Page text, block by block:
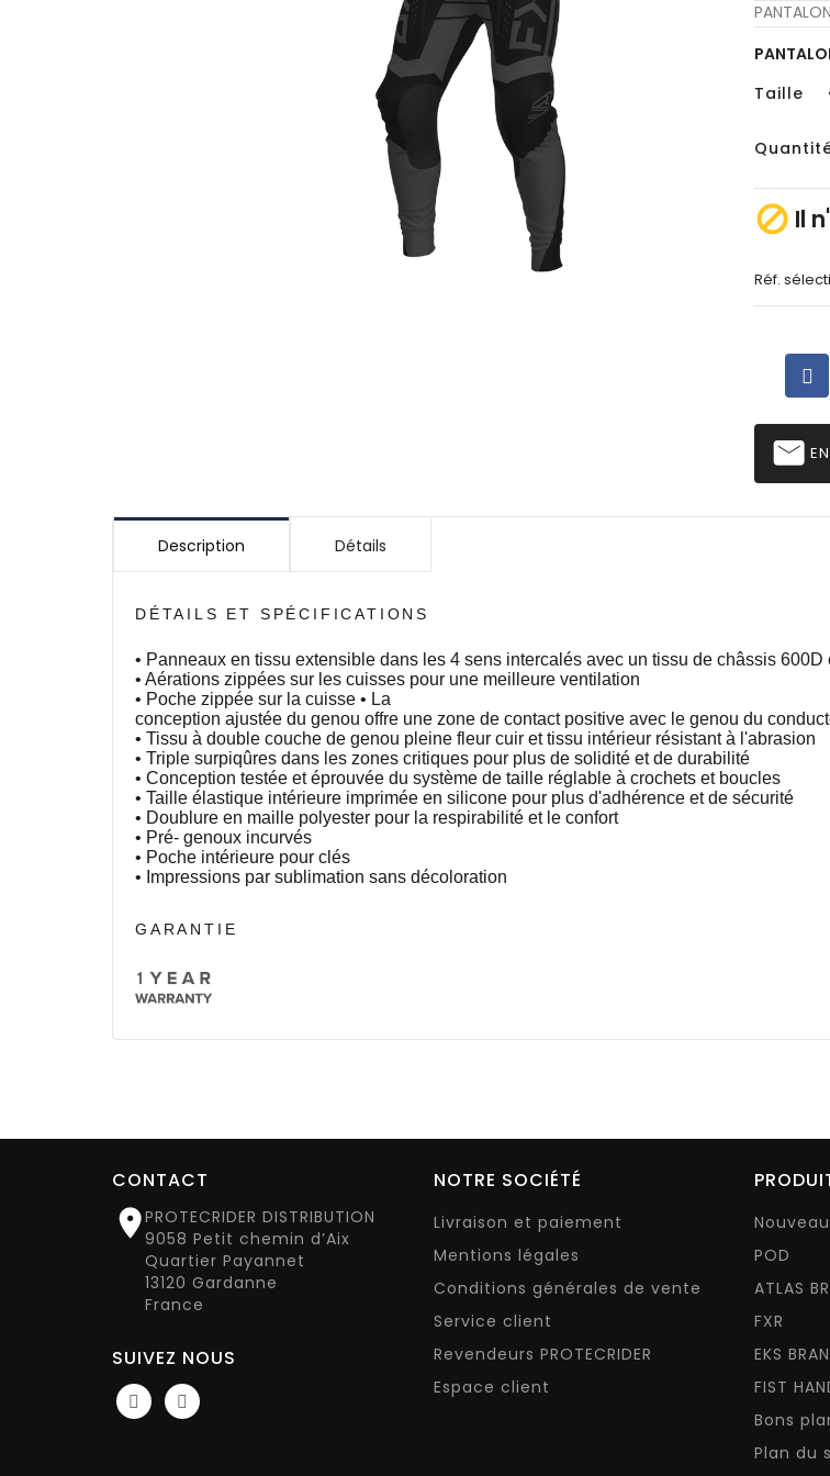
Taille
 Il
Réf.
email
Description Détails
DÉTAILS ET SPÉCIFICATIONS
• Panneaux en tissu extensible dans les 4 sens intercalés avec un tissu de châssis
• Aérations zippées sur les cuisses pour une meilleure ventilation
• Poche zippée sur la cuisse • ​​La
conception ajustée du genou offre une zone de contact positive avec le genou du
• Tissu à double couche de genou pleine fleur cuir et tissu intérieur résistant à l'abrasion
• Triple surpiqûres dans les zones critiques pour plus de solidité et de durabilité
• Conception testée et éprouvée du système de taille réglable à crochets et boucles
• Taille élastique intérieure imprimée en silicone pour plus d'adhérence et de sécurité
• Doublure en maille polyester pour la respirabilité et le confort
• Pré- genoux incurvés
• Poche intérieure pour clés
• Impressions par sublimation sans décoloration
GARANTIE
CONTACT
PROTECRIDER DISTRIBUTION
9058 Petit chemin d’Aix
Quartier Payannet
13120 Gardanne
France
SUIVEZ NOUS
NOTRE SOCIÉTÉ
Livraison et paiement
Mentions légales
Conditions générales de vente
Service client
Revendeurs PROTECRIDER
Espace client
POD
ATLAS
FXR
EKS
FIST
Bons
Plan du